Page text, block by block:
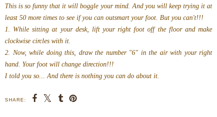
This is so funny that it will boggle your mind. And you will keep trying it at
least 50 more times to see if you can outsmart your foot. But you can't!!!
1. While sitting at your desk, lift your right foot off the floor and make
clockwise circles with it.
2. Now, while doing this, draw the number "6" in the air with your right
hand. Your foot will change direction!!!
I told you so... And there is nothing you can do about it.
SHARE: